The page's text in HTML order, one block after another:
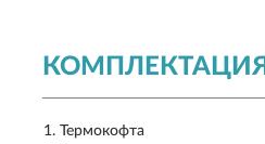
КОМПЛЕКТАЦИЯ
Термокофта